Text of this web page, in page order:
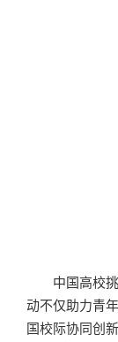
中国高校
动不仅助力青
国校际协同创